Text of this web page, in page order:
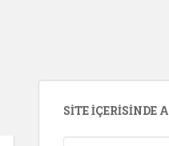
SITE İÇERISINDE